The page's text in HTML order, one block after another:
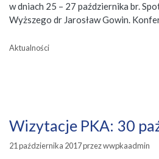
w dniach 25 – 27 października br.
Wyższego dr Jarosław Gowin.
Kategorie
Aktualności
Wizytacje PKA: 30
21 października 2017przezwwpkaadmin